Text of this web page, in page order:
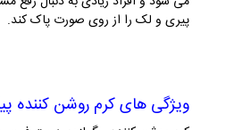
پیری و لک را از روی صورت پاک کند.
ویژگی هایکرم روشن